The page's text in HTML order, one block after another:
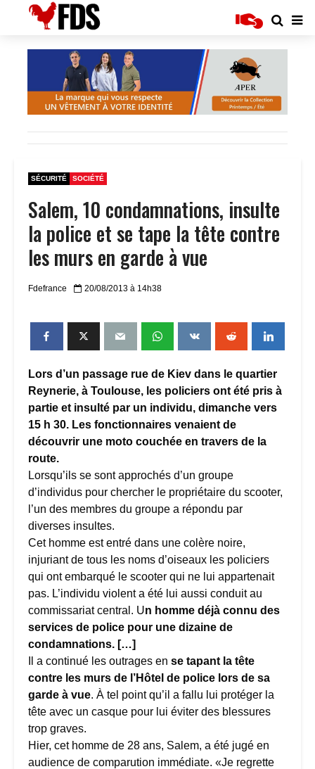
SÉCURITÉ SOCIÉTÉ
Salem, 10 condamnations, insulte
la police et se tape la tête contre
les murs en garde à vue
Fdefrance 20/08/2013 à 14h38
Lors d’un passage rue de Kiev dans le quartier
Reynerie, à Toulouse, les policiers ont été pris à
partie et insulté par un individu, dimanche vers
15 h 30. Les fonctionnaires venaient de
découvrir une moto couchée en travers de la
route.
Lorsqu’ils se sont approchés d’un groupe
d’individus pour chercher le propriétaire du scooter,
l’un des membres du groupe a répondu par
diverses insultes.
Cet homme est entré dans une colère noire,
injuriant de tous les noms d’oiseaux les policiers
qui ont embarqué le scooter qui ne lui appartenait
pas. L’individu violent a été lui aussi conduit au
commissariat central. Un homme déjà connu des
services de police pour une dizaine de
condamnations. […]
Il a continué les outrages en se tapant la tête
contre les murs de l’Hôtel de police lors de sa
garde à vue. À tel point qu’il a fallu lui protéger la
tête avec un casque pour lui éviter des blessures
trop graves.
Hier, cet homme de 28 ans, Salem, a été jugé en
audience de comparution immédiate. «Je regrette